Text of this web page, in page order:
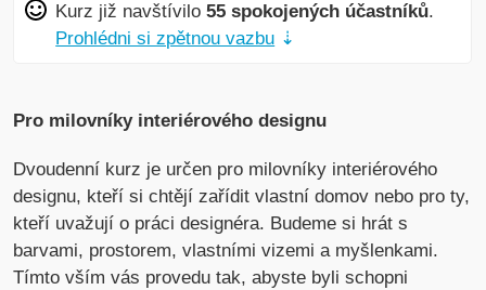
Kurz již navštívilo55 spokojených účastníků.
Prohlédni si zpětnou vazbu ⇣
Pro milovníky interiérového designu
Dvoudenní kurz je určen pro milovníky interiérového
designu, kteří si chtějí zařídit vlastní domov nebo pro ty,
kteří uvažují o práci designéra. Budeme si hrát s
barvami, prostorem, vlastními vizemi a myšlenkami.
Tímto vším vás provedu tak, abyste byli schopni